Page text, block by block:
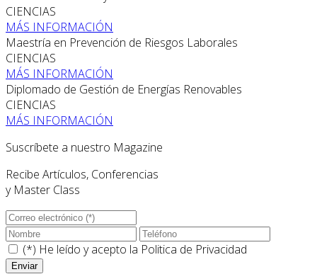
CIENCIAS
MÁS INFORMACIÓN
Maestría en Prevención de Riesgos Laborales
CIENCIAS
MÁS INFORMACIÓN
Diplomado de Gestión de Energías Renovables
CIENCIAS
MÁS INFORMACIÓN
Suscríbete a nuestro Magazine
Recibe Artículos, Conferencias
y Master Class
(*) He leído y acepto la Politica de Privacidad